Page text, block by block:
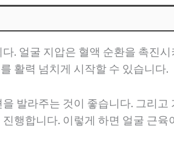
. 얼굴 지압은 혈액 순환을 촉진
활력 넘치게 시작할 수 있습니다.
발라주는 것이 좋습니다. 그리
행합니다. 이렇게 하면 얼굴 근